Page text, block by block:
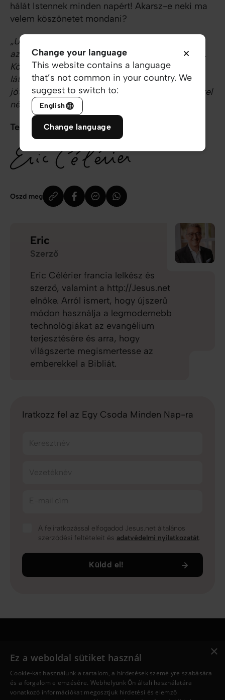
hálát Istennek minden napért! Akarsz-e neki ma
velem köszönetet mondani?
„Uram, hogyisne adnék neked hálát? Már csak
azért is, mert ma reggel újra életet adsz nekem.
Köszönöm, Istenem, minden látható- és
láthatalan-, múlt-, jelen- és eljövendő
jótéteményedet. Köszönöm hűségedet és feltétel
nélküli támaszodat. Szeretlek, Jézus. Ámen.”
Te egy csoda vagy! Köszönöm, hogy vagy!
Oszd meg
Eric
Szerző
Eric Célérier francia lelkész és
szerző, valamint a http://Jesus.net
elnöke. Arról ismert, hogy újszerű
módon használja a legmodernebb
technológiákat az evangélium
terjesztésére és arra, hogy
világszerte megismertesse az
emberekkel a Bibliát.
Iratkozz fel az Egy Csoda Minden Nap-ra
Keresztnév
Vezetéknév
E-mail cím
A feliratkozással elfogadod Jesus.net általános
szerződési feltételeit és adatvédelmi nyilatkozatát.
Küldd el!
Ki Jesus.net?
Jesus.net partnerei
Adakozni
Change your language
This website contains a language
that’s not common in your country. We
suggest to switch to:
English
Change language
×
Ez a weboldal sütiket használ
Cookie-kat használunk a tartalom, a hirdetések személyre szabására
és a forgalom elemzésére. Webhelyünk Ön általi használatára
vonatkozó információkat megosztjuk hirdetési és elemző